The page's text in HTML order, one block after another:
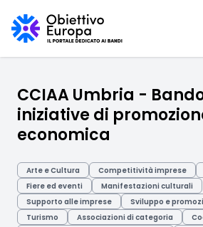
CCIAA Umbria -
iniziative di
economica
Arte e Cultura Competitività imprese
Fiere ed eventi
Manifestazioni culturali
Supporto alle imprese
Sviluppo e
Turismo
Associazioni di categoria